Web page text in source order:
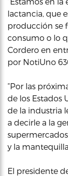
lactancia, que
producción se
consumo o lo
Cordero en
por NotiUno
“Por las
de los Estados
de la industria
a decirle a la
y la
El presidente